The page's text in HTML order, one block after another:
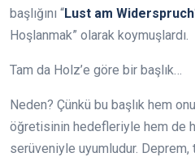
başlığını “Lust am Widerspruch
Hoşlanmak” olarak koymuşlardı.
Tam da Holz’e göre bir başlık…
Neden? Çünkü bu başlık hem
öğretisinin hedefleriyle hem de
serüveniyle uyumludur. Deprem,